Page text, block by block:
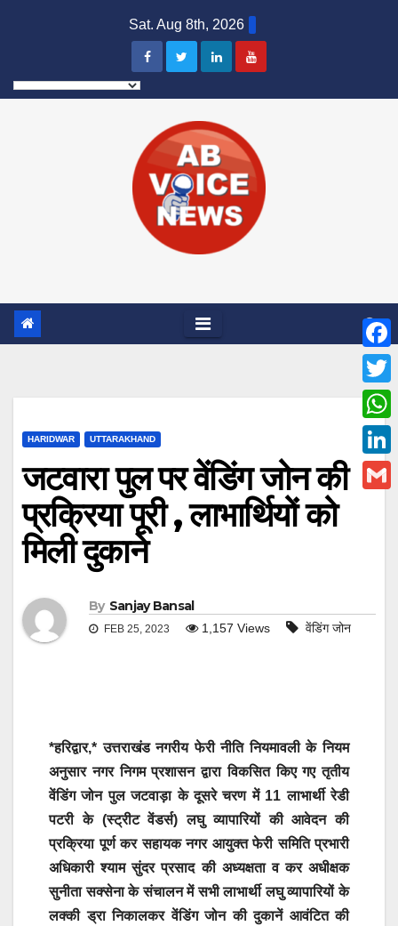
Sat. Aug 8th, 2026
HARIDWAR UTTARAKHAND
जटवारा पुल पर वेंडिंग जोन की
प्रक्रिया पूरी , लाभार्थियों को
मिली दुकाने
By Sanjay Bansal
FEB 25, 2023 1,157 Views वेंडिंग जोन
*हरिद्वार,* उत्तराखंड नगरीय फेरी नीति नियमावली के नियम
अनुसार नगर निगम प्रशासन द्वारा विकसित किए गए तृतीय
वेंडिंग जोन पुल जटवाड़ा के दूसरे चरण में 11 लाभार्थी रेडी
पटरी के (स्ट्रीट वेंडर्स) लघु व्यापारियों की आवेदन की
प्रक्रिया पूर्ण कर सहायक नगर आयुक्त फेरी समिति प्रभारी
अधिकारी श्याम सुंदर प्रसाद की अध्यक्षता व कर अधीक्षक
सुनीता सक्सेना के संचालन में सभी लाभार्थी लघु व्यापारियों के
लक्की ड्रा निकालकर वेंडिंग जोन की दुकानें आवंटित की
F
a
c
e
b
T
w
i
W
h
a
L
l